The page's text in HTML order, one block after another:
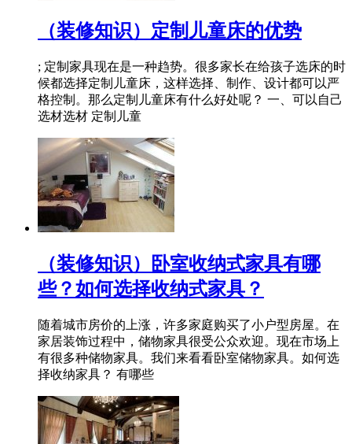
（装修知识）定制儿童床的优势
; 定制家具现在是一种趋势。很多家长在给孩子选床的时
候都选择定制儿童床，这样选择、制作、设计都可以严
格控制。那么定制儿童床有什么好处呢？ 一、可以自己
选材选材 定制儿童
（装修知识）卧室收纳式家具有哪
些？如何选择收纳式家具？
随着城市房价的上涨，许多家庭购买了小户型房屋。在
家居装饰过程中，储物家具很受公众欢迎。现在市场上
有很多种储物家具。我们来看看卧室储物家具。如何选
择收纳家具？ 有哪些